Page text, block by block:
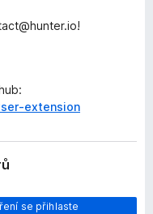
extension
se přihlaste